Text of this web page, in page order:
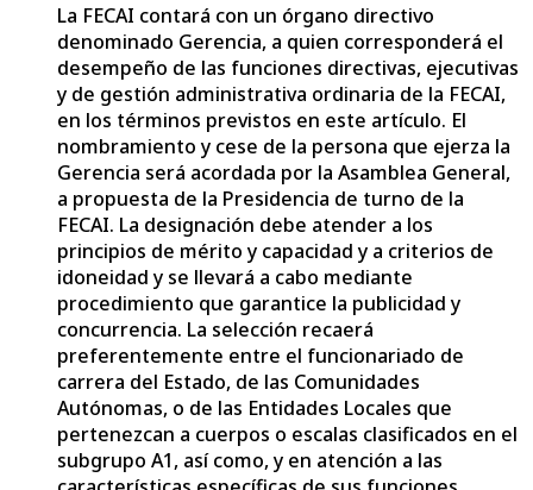
La FECAI contará con un órgano directivo
denominado Gerencia, a quien corresponderá el
desempeño de las funciones directivas, ejecutivas
y de gestión administrativa ordinaria de la FECAI,
en los términos previstos en este artículo. El
nombramiento y cese de la persona que ejerza la
Gerencia será acordada por la Asamblea General,
a propuesta de la Presidencia de turno de la
FECAI. La designación debe atender a los
principios de mérito y capacidad y a criterios de
idoneidad y se llevará a cabo mediante
procedimiento que garantice la publicidad y
concurrencia. La selección recaerá
preferentemente entre el funcionariado de
carrera del Estado, de las Comunidades
Autónomas, o de las Entidades Locales que
pertenezcan a cuerpos o escalas clasificados en el
subgrupo A1, así como, y en atención a las